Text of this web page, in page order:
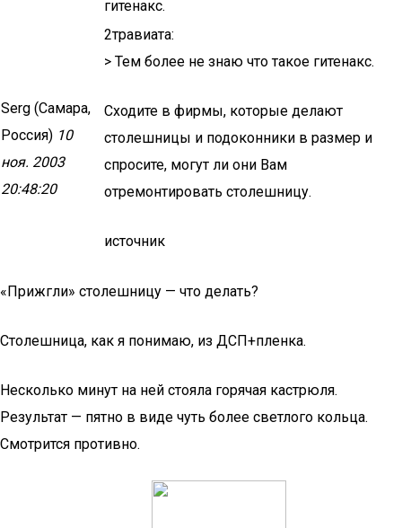
гитенакс.
Serg (Самара,
Россия) 10
ноя. 2003
20:48:20
2травиата:
> Тем более не знаю что такое гитенакс.
Сходите в фирмы, которые делают
столешницы и подоконники в размер и
спросите, могут ли они Вам
отремонтировать столешницу.
источник
«Прижгли» столешницу — что делать?
Столешница, как я понимаю, из ДСП+пленка.
Несколько минут на ней стояла горячая кастрюля.
Результат — пятно в виде чуть более светлого кольца.
Смотрится противно.